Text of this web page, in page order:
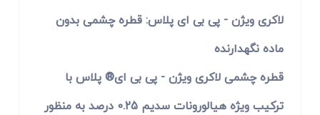
لاکری ویژن - پی بی ای پلاس: قطره چشمی بدون
ماده نگهدارنده
قطره چشمی لاکری ویژن - پی بی ای® پلاس با
ترکیب ویژه هیالورونات سدیم 0.25 درصد به منظور